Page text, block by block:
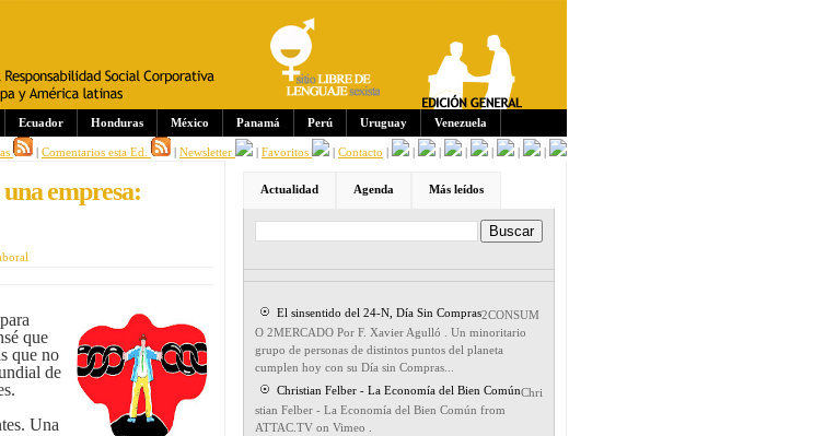
Ecuador Honduras México Panamá Perú Uruguay Venezuela
| Comentarios esta Ed. | Newsletter | Favoritos | Contacto | | | | | | |
empresa:
que
que no
de
Una
Actualidad Agenda Más leídos
El sinsentido del 24-N, Día Sin Compras2CONSUM
O 2MERCADO Por F. Xavier Agulló . Un minoritario
grupo de personas de distintos puntos del planeta
cumplen hoy con su Día sin Compras...
Christian Felber - La Economía del Bien ComúnChri
stian Felber - La Economía del Bien Común from
ATTAC.TV on Vimeo .